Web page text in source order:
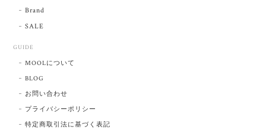
Brand
SALE
GUIDE
MOOLについて
BLOG
お問い合わせ
プライバシーポリシー
特定商取引法に基づく表記